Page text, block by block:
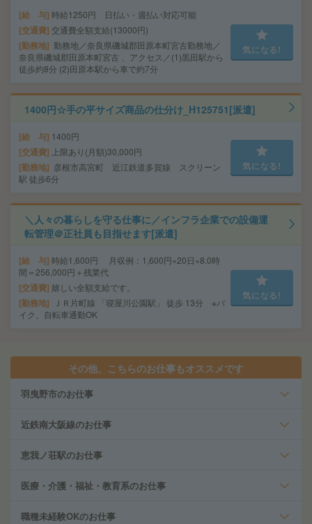
給 与 時給1250円 日払い・週払い対応可能
交通費 交通費全額支給(13000円)
勤務地 勤務地／奈良県磯城郡田原本町宮古勤務地／
奈良県磯城郡田原本町宮古 、アクセス／(1)黒田駅から
徒歩約8分 (2)田原本駅から車で約7分
気になる!
1400円☆手の平サイズ商品の仕分け_H125751[派遣]
給 与 1400円
交通費 上限あり(月額)30,000円
勤務地
彦根市高宮町 近江鉄道多賀線 スクリーン
駅 徒歩6分
気になる!
＼人々の暮らしを守る仕事に／インフラ企業での設備運
転管理＠正社員も目指せます[派遣]
給 与 時給1,600円 月収例：1,600円×20日×8.0時
間＝256,000円＋残業代
交通費 嬉しい全額支給です。
勤務地
ＪＲ片町線 「寝屋川公園駅」 徒歩 13分 ※バ
イク、自転車通勤OK
気になる!
その他、こちらのお仕事もオススメです
羽曳野市のお仕事
近鉄南大阪線のお仕事
恵我ノ荘駅のお仕事
医療・介護・福祉・教育系のお仕事
職種未経験OKのお仕事